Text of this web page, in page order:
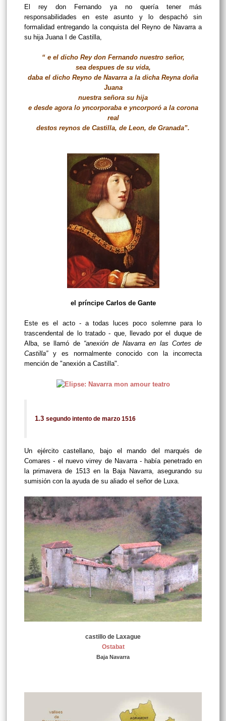
El rey don Fernando ya no quería tener más
responsabilidades en este asunto y lo despachó sin
formalidad entregando la conquista del Reyno de Navarra a
su hija Juana I de Castilla,
“ e el dicho Rey don Fernando nuestro señor,
sea despues de su vida,
daba el dicho Reyno de Navarra a la dicha Reyna doña
Juana
nuestra señora su hija
e desde agora lo yncorporaba e yncorporó a la corona
real
destos reynos de Castilla, de Leon, de Granada”.
el príncipe Carlos de Gante
Este es el acto - a todas luces poco solemne para lo
trascendental de lo tratado - que, llevado por el duque de
Alba, se llamó de “anexión de Navarra en las Cortes de
Castilla”y es normalmente conocido con la incorrecta
mención de "anexión a Castilla".
1.3 segundo intento de marzo 1516
Un ejército castellano, bajo el mando del marqués de
Comares - el nuevo virrey de Navarra - había penetrado en
la primavera de 1513 en la Baja Navarra, asegurando su
sumisión con la ayuda de su aliado el señor de Luxa.
castillo de Laxague
Ostabat
Baja Navarra